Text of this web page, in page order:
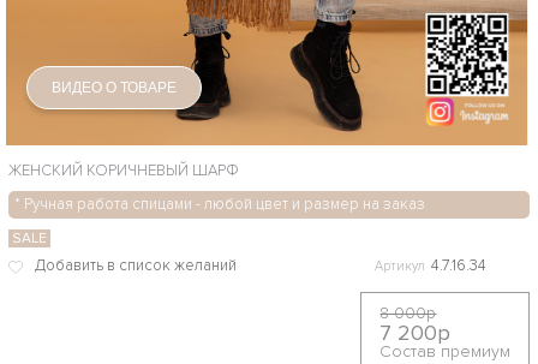
ВИДЕО О ТОВАРЕ
ЖЕНСКИЙ КОРИЧНЕВЫЙ ШАРФ
* Ручная работа спицами - любой цвет и размер на заказ
SALE
Артикул 4.7.16.34
8 000р
7 200р
Состав премиум